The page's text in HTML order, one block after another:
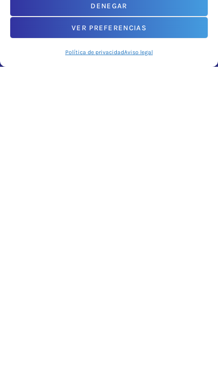
DENEGAR
VER PREFERENCIAS
Política de privacidadAviso legal